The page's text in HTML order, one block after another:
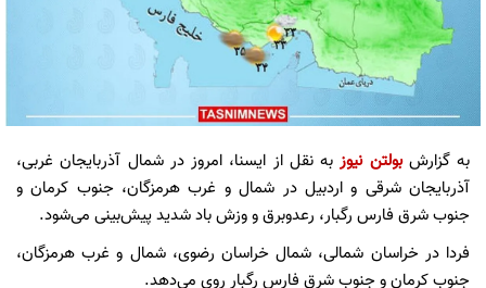
به گزارشبولتن نیوزبه نقل از ایسنا، امروز در شمال آذربایجان غربی،
آذربایجان شرقی و اردبیل در شمال و غرب هرمزگان،‌ جنوب کرمان و
جنوب شرق فارس رگبار،‌ رعدوبرق و وزش باد شدید پیش‌بینی می‌شود.
فردا در خراسان شمالی،‌ شمال خراسان رضوی، شمال و غرب هرمزگان،
جنوب کرمان و جنوب شرق فارس رگبار روی می‌دهد.